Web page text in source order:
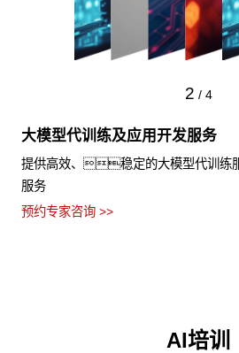
2 / 4
大模型代训练及应用开发服务
提供高效、稳定的大模型代训练
服务
预约专家咨询 >>
AI培训